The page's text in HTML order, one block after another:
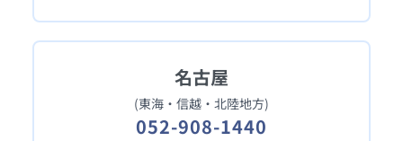
名古屋
(東海・信越・北陸地方)
052-908-1440